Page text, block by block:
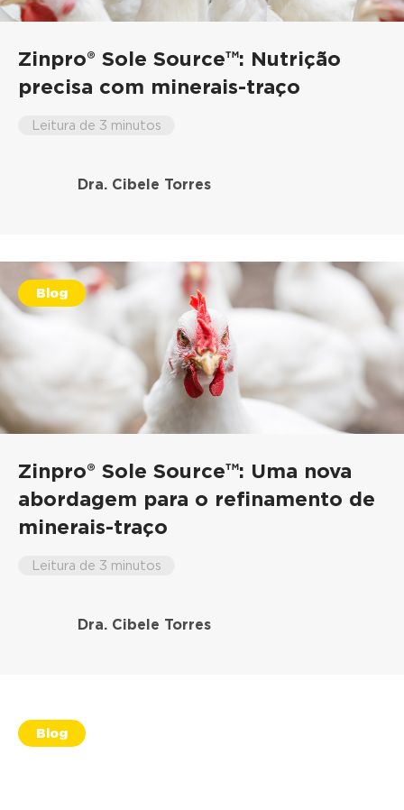
Zinpro® Sole Source™: Nutrição
precisa com minerais-traço
Leitura de 3 minutos
Dra. Cibele Torres
Blog
Zinpro® Sole Source™: Uma nova
abordagem para o refinamento de
minerais-traço
Leitura de 3 minutos
Dra. Cibele Torres
Blog